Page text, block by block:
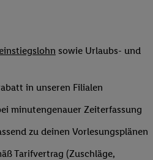
sowie Urlaubs- und
in unseren Filialen
minutengenauer Zeiterfassung
zu deinen Vorlesungsplänen
Tarifvertrag (Zuschläge,